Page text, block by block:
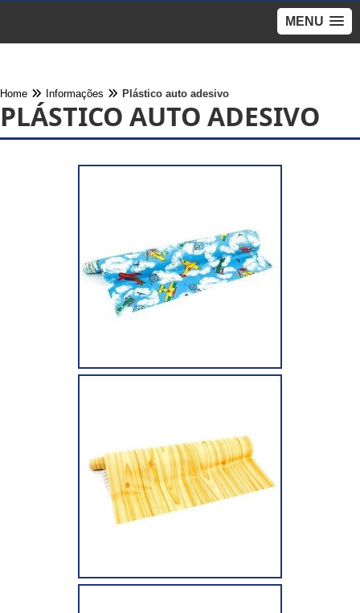
MENU
Home Informações Plástico auto adesivo
PLÁSTICO AUTO ADESIVO